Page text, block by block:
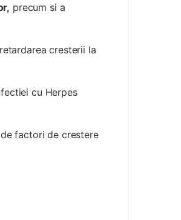
precum si a
cresterii la
cu Herpes
factori de crestere